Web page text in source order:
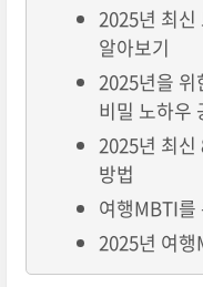
2025년 최신
알아보기
2025년을 위
비밀 노하우
2025년 최신
방법
여행MBTI를
2025년 여행